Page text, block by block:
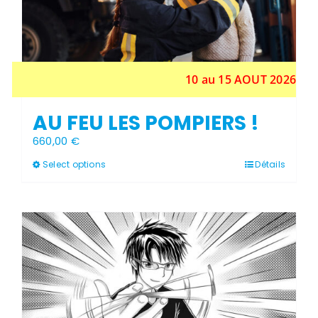
la
page
du
produit
10 au 15 AOUT 2026
AU FEU LES POMPIERS !
660,00 €
Select options
variations.
Les
options
peuvent
être
choisies
sur
la
Détails